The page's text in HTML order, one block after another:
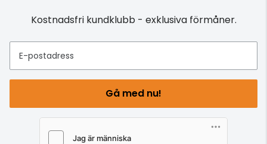
Kostnadsfri kundklubb - exklusiva förmåner.
E-postadress
Gå med nu!